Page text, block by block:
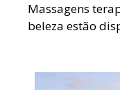
Massagens
beleza estão